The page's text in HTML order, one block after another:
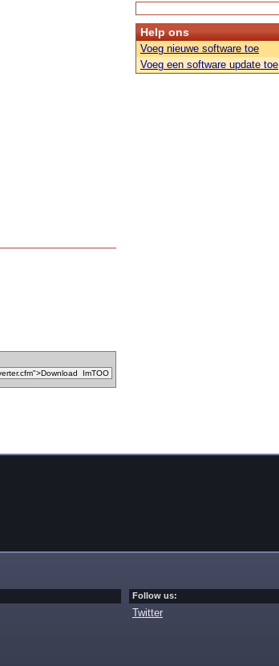
Help ons
Voeg nieuwe software toe
Voeg een software update toe
Follow us:
Twitter